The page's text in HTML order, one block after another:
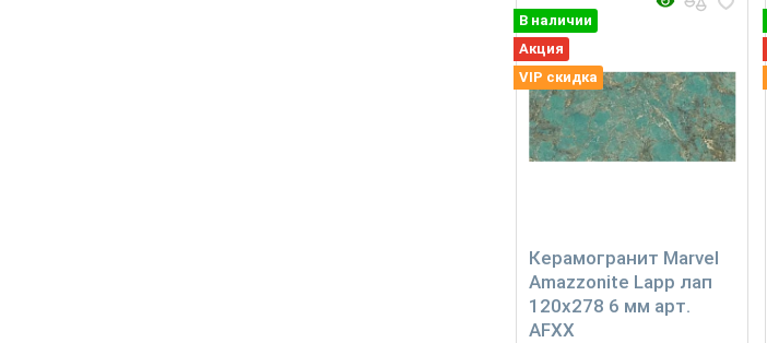
Керамогранит Marvel
Amazzonite Lapp лап
120x278 6 мм арт.
AFXX
В наличии
Акция
VIP скидка